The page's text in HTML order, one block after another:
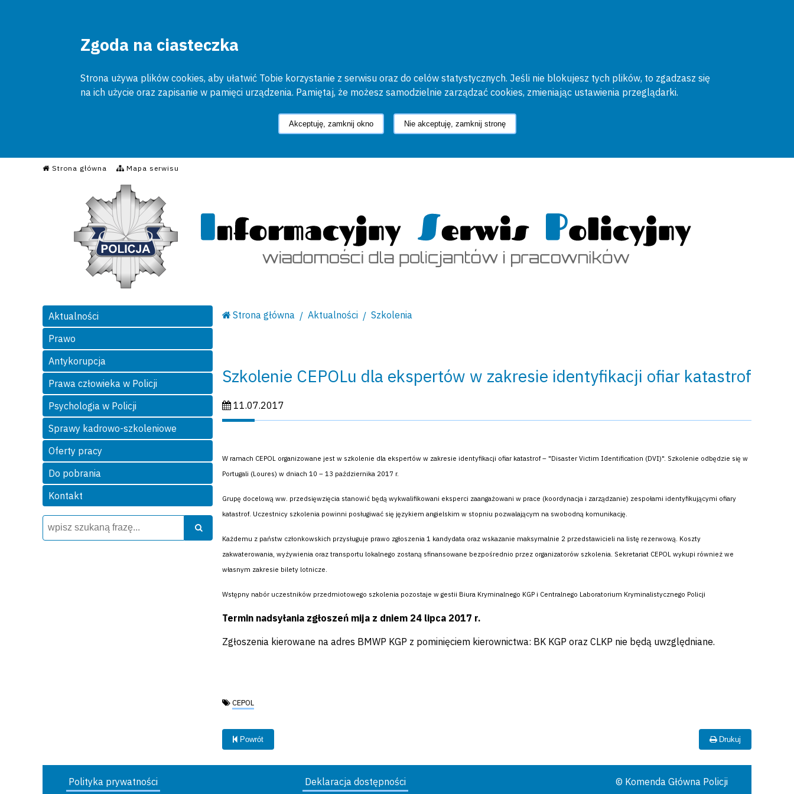
Zgoda na ciasteczka
Strona używa plików cookies, aby ułatwić Tobie korzystanie z serwisu oraz do celów statystycznych. Jeśli nie blokujesz tych plików, to zgadzasz się
na ich użycie oraz zapisanie w pamięci urządzenia. Pamiętaj, że możesz samodzielnie zarządzać cookies, zmieniając ustawienia przeglądarki.
Akceptuję, zamknij okno Nie akceptuję, zamknij stronę
Strona główna Mapa serwisu
Informacyjny Serwis Policyjny
Aktualności
Prawo
Antykorupcja
Prawa człowieka w Policji
Psychologia w Policji
Sprawy kadrowo-szkoleniowe
Oferty pracy
Do pobrania
Kontakt
Wyszukiwarka
Szukaj
Strona główna Aktualności Szkolenia
Szkolenie CEPOLu dla ekspertów w zakresie identyfikacji ofiar katastrof
Data publikacji:
11.07.2017
W ramach CEPOL organizowane jest w szkolenie dla ekspertów w zakresie identyfikacji ofiar katastrof – "Disaster Victim Identification (DVI)". Szkolenie odbędzie się w
Portugali (Loures) w dniach 10 – 13 października 2017 r.
Grupę docelową ww. przedsięwzięcia stanowić będą wykwalifikowani eksperci zaangażowani w prace (koordynacja i zarządzanie) zespołami identyfikującymi ofiary
katastrof. Uczestnicy szkolenia powinni posługiwać się językiem angielskim w stopniu pozwalającym na swobodną komunikację.
Każdemu z państw członkowskich przysługuje prawo zgłoszenia 1 kandydata oraz wskazanie maksymalnie 2 przedstawicieli na listę rezerwową. Koszty
zakwaterowania, wyżywienia oraz transportu lokalnego zostaną sfinansowane bezpośrednio przez organizatorów szkolenia. Sekretariat CEPOL wykupi również we
własnym zakresie bilety lotnicze.
Wstępny nabór uczestników przedmiotowego szkolenia pozostaje w gestii Biura Kryminalnego KGP i Centralnego Laboratorium Kryminalistycznego Policji
Termin nadsyłania zgłoszeń mija z dniem 24 lipca 2017 r.
Zgłoszenia kierowane na adres BMWP KGP z pominięciem kierownictwa: BK KGP oraz CLKP nie będą uwzględniane.
Tagi:
CEPOL
Powrót Drukuj
Polityka prywatności Deklaracja dostępności © Komenda Główna Policji